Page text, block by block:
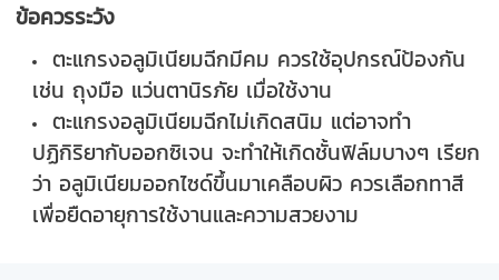
ข้อควรระวัง
ตะแกรงอลูมิเนียมฉีกมีคม ควรใช้อุปกรณ์ป้องกัน
เช่น ถุงมือ แว่นตานิรภัย เมื่อใช้งาน
ตะแกรงอลูมิเนียมฉีกไม่เกิดสนิม แต่อาจทำ
ปฏิกิริยากับออกซิเจน จะทำให้เกิดชั้นฟิล์มบางๆ เรียก
ว่า อลูมิเนียมออกไซด์ขึ้นมาเคลือบผิว ควรเลือกทาสี
เพื่อยืดอายุการใช้งานและความสวยงาม